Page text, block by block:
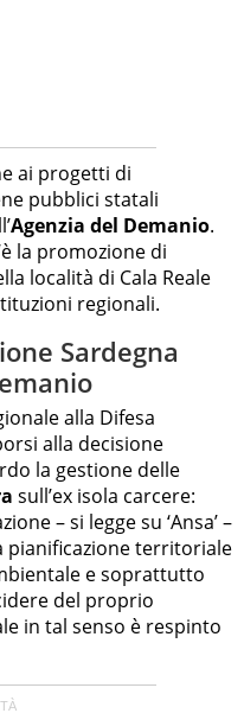
ai progetti di
pubblici statali
Agenzia del Demanio.
la promozione di
località di Cala Reale
regionali.
Sardegna
alla Difesa
alla decisione
la gestione delle
sull’ex isola carcere:
– si legge su ‘Ansa’ –
pianificazione territoriale
e soprattutto
del proprio
in tal senso è respinto